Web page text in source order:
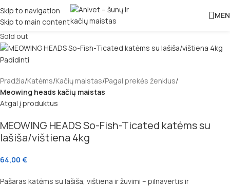
Skip to navigation
Skip to main content
Sold out
Padidinti
Pradžia Katėms Kačių maistas Pagal prekės ženklus
Meowing heads kačių maistas
Atgal į produktus
MEOWING HEADS So-Fish-Ticated katėms su
lašiša/vištiena 4kg
64,00 €
Pašaras katėms su lašiša, vištiena ir žuvimi – pilnavertis ir